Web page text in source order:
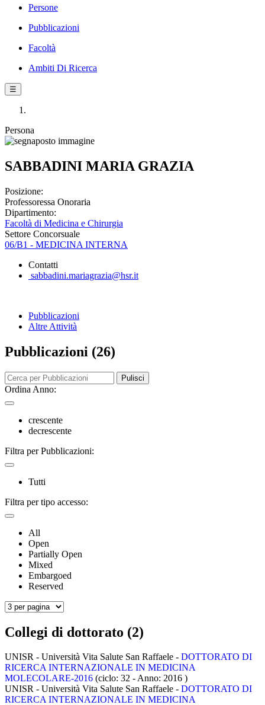
Persone
Pubblicazioni
Facoltà
Ambiti Di Ricerca
☰
Persona
SABBADINI MARIA GRAZIA
Posizione:
Professoressa Onoraria
Dipartimento:
Facoltà di Medicina e Chirurgia
Settore Concorsuale
06/B1 - MEDICINA INTERNA
Contatti
sabbadini.mariagrazia@hsr.it
Pubblicazioni
Altre Attività
Pubblicazioni (26)
Pulisci
Ordina Anno:
crescente
decrescente
Filtra per Pubblicazioni:
Tutti
Filtra per tipo accesso:
All
Open
Partially Open
Mixed
Embargoed
Reserved
Collegi di dottorato (2)
UNISR - Università Vita Salute San Raffaele - DOTTORATO DI
RICERCA INTERNAZIONALE IN MEDICINA
MOLECOLARE-2016 (ciclo: 32 - Anno: 2016 )
UNISR - Università Vita Salute San Raffaele - DOTTORATO DI
RICERCA INTERNAZIONALE IN MEDICINA